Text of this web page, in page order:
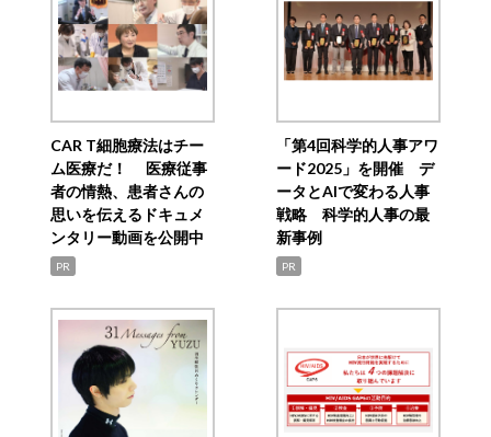
CAR T細胞療法はチー
ム医療だ！ 医療従事
者の情熱、患者さんの
思いを伝えるドキュメ
ンタリー動画を公開中
PR
「第4回科学的人事アワ
ード2025」を開催 デ
ータとAIで変わる人事
戦略 科学的人事の最
新事例
PR